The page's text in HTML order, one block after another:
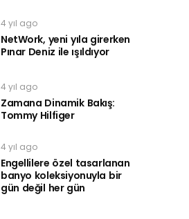
4 yıl ago
NetWork, yeni yıla girerken
Pınar Deniz ile ışıldıyor
4 yıl ago
Zamana Dinamik Bakış:
Tommy Hilfiger
4 yıl ago
Engellilere özel tasarlanan
banyo koleksiyonuyla bir
gün değil her gün